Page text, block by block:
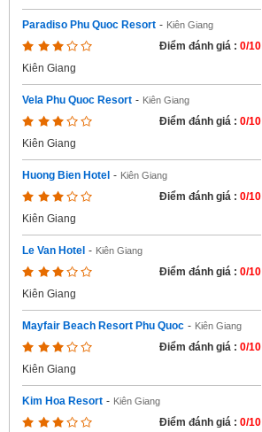
Paradiso Phu Quoc Resort - Kiên Giang
Điểm đánh giá : 0/10
Kiên Giang
Vela Phu Quoc Resort - Kiên Giang
Điểm đánh giá : 0/10
Kiên Giang
Huong Bien Hotel - Kiên Giang
Điểm đánh giá : 0/10
Kiên Giang
Le Van Hotel - Kiên Giang
Điểm đánh giá : 0/10
Kiên Giang
Mayfair Beach Resort Phu Quoc - Kiên Giang
Điểm đánh giá : 0/10
Kiên Giang
Kim Hoa Resort - Kiên Giang
Điểm đánh giá : 0/10